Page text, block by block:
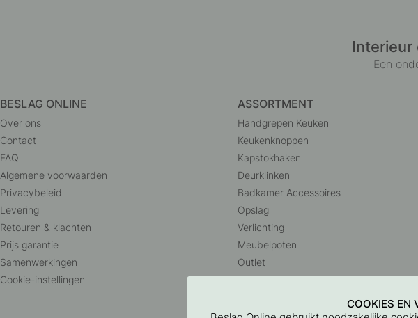
Interieur
Een
BESLAG ONLINE
Over ons
Contact
FAQ
Algemene voorwaarden
Privacybeleid
Levering
Retouren & klachten
Prijs garantie
Samenwerkingen
Cookie-instellingen
ASSORTMENT
Handgrepen Keuken
Keukenknoppen
Kapstokhaken
Deurklinken
Badkamer Accessoires
Opslag
Verlichting
Meubelpoten
Outlet
COOKIES EN